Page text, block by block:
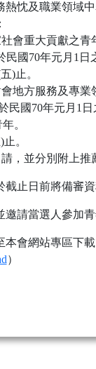
忱及職業領域
會重大貢獻之青
國70年元月1日
)止。
地方服務及專業
民國70年元月1
。
。
，並分別附上
止日前將備審
請當選人參加青
本會網站專區下載
）